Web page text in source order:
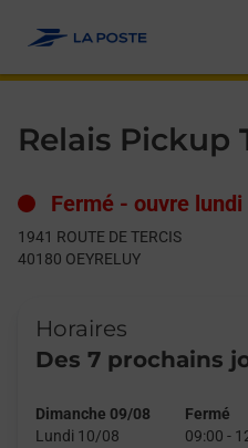
Relais Pickup
Fermé - ouvre lundi
1941 ROUTE DE TERCIS
40180 OEYRELUY
Horaires
Des 7 prochains
Dimanche 09/08
Fermé
Lundi 10/08
09:00 -